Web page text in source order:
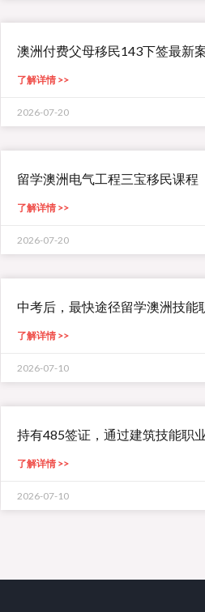
澳洲付费父母移民143下签最新
了解详情 >>
2026-07-20
留学澳洲电气工程三宝移民课程
了解详情 >>
2026-07-20
中考后，最快途径留学澳洲技能
了解详情 >>
2026-07-10
持有485签证，通过建筑技能职
了解详情 >>
2026-07-10